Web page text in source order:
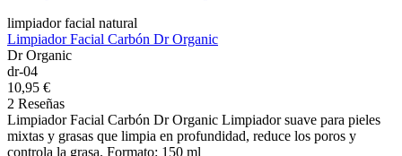
limpiador facial natural
Limpiador Facial Carbón Dr Organic
Dr Organic
dr-04
10,95 €
2 Reseñas
Limpiador Facial Carbón Dr Organic Limpiador suave para pieles
mixtas y grasas que limpia en profundidad, reduce los poros y
controla la grasa. Formato: 150 ml